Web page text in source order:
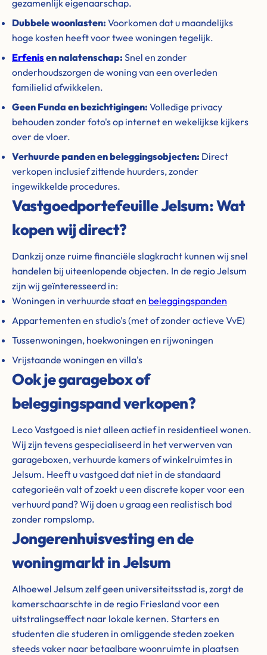
gezamenlijk eigenaarschap.
Dubbele woonlasten: Voorkomen dat u maandelijks
hoge kosten heeft voor twee woningen tegelijk.
Erfenisen nalatenschap: Snel en zonder
onderhoudszorgen de woning van een overleden
familielid afwikkelen.
Geen Funda en bezichtigingen: Volledige privacy
behouden zonder foto's op internet en wekelijkse kijkers
over de vloer.
Verhuurde panden en beleggingsobjecten: Direct
verkopen inclusief zittende huurders, zonder
ingewikkelde procedures.
Vastgoedportefeuille Jelsum: Wat
kopen wij direct?
Dankzij onze ruime financiële slagkracht kunnen wij snel
handelen bij uiteenlopende objecten. In de regio Jelsum
zijn wij geïnteresseerd in:
Woningen in verhuurde staat en beleggingspanden
Appartementen en studio's (met of zonder actieve VvE)
Tussenwoningen, hoekwoningen en rijwoningen
Vrijstaande woningen en villa's
Ook je garagebox of
beleggingspand verkopen?
Leco Vastgoed is niet alleen actief in residentieel wonen.
Wij zijn tevens gespecialiseerd in het verwerven van
garageboxen, verhuurde kamers of winkelruimtes in
Jelsum. Heeft u vastgoed dat niet in de standaard
categorieën valt of zoekt u een discrete koper voor een
verhuurd pand? Wij doen u graag een realistisch bod
zonder rompslomp.
Jongerenhuisvesting en de
woningmarkt in Jelsum
Alhoewel Jelsum zelf geen universiteitsstad is, zorgt de
kamerschaarschte in de regio Friesland voor een
uitstralingseffect naar lokale kernen. Starters en
studenten die studeren in omliggende steden zoeken
steeds vaker naar betaalbare woonruimte in plaatsen